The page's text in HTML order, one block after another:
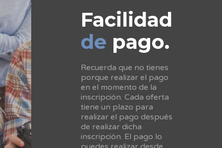
Facilidad
de pago.
Recuerda que no tienes
porque realizar el pago
en el momento de la
inscripción. Cada oferta
tiene un plazo para
realizar el pago después
de realizar dicha
inscripción. El pago lo